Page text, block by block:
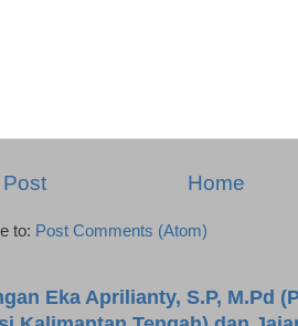
Home
to: Post Comments (Atom)
Eka Aprilianty, S.P, M.Pd